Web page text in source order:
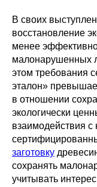
В своих
восстановление
менее
малонарушенных
этом требования
эталон»
в отношении
экологически
взаимодействия
заготовку
сохранять
учитывать